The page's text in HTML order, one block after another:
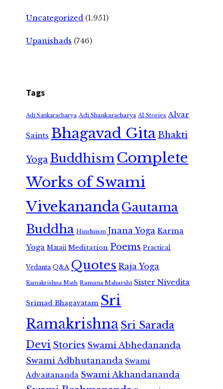
Uncategorized (1,951)
Upanishads (746)
Tags
Adi Sankaracharya Adi Shankaracharya AI Stories Alvar
Saints Bhagavad GitaBhakti
Yoga Buddhism Complete
Works of Swami
VivekanandaGautama
Buddha Hinduism Jnana Yoga Karma
Yoga Mataji Meditation Poems Practical
Vedanta Q&A Quotes Raja Yoga
Ramakrishna Math Ramana Maharshi Sister Nivedita
Srimad Bhagavatam Sri
RamakrishnaSri Sarada
Devi Stories Swami Abhedananda
Swami Adbhutananda Swami
Advaitananda Swami Akhandananda